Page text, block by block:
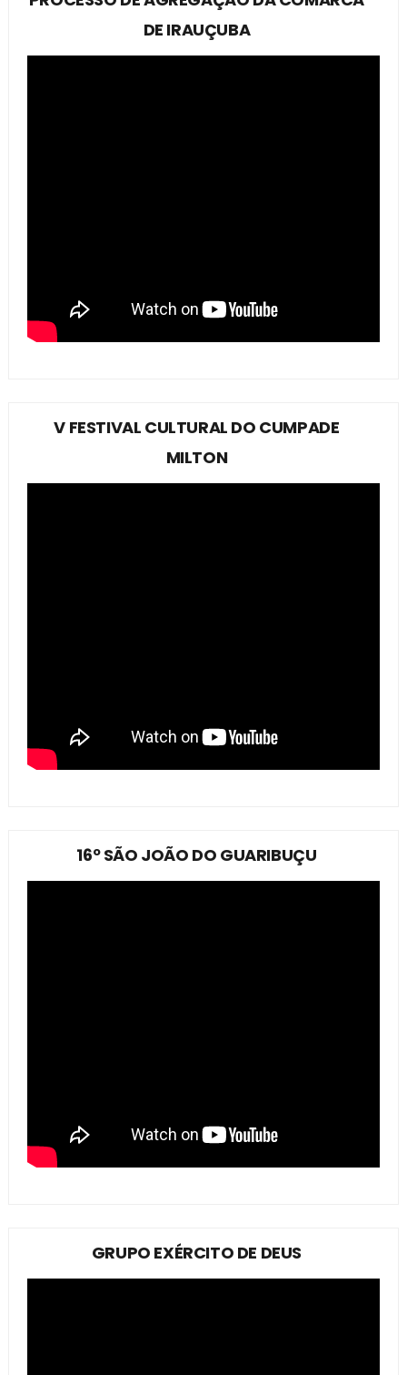
DE IRAUÇUBA
V FESTIVAL CULTURAL DO CUMPADE
MILTON
16º SÃO JOÃO DO GUARIBUÇU
GRUPO EXÉRCITO DE DEUS